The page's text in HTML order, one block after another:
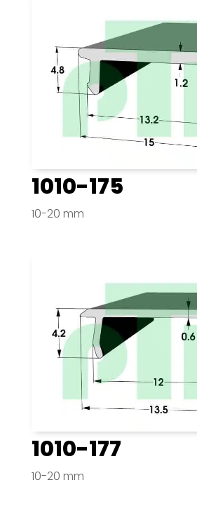
1010-175
10-20 mm
1010-177
10-20 mm